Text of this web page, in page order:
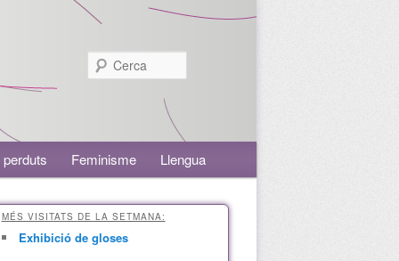
Feminisme Llengua
MÉS VISITATS DE LA SETMANA:
Exhibició de gloses